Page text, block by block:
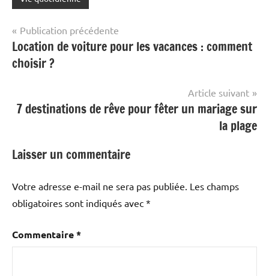
Navigation
de
l’article
Publication précédente
Location de voiture pour les vacances : comment
choisir ?
Article suivant
7 destinations de rêve pour fêter un mariage sur
la plage
Laisser un commentaire
Votre adresse e-mail ne sera pas publiée. Les champs
obligatoires sont indiqués avec *
Commentaire*